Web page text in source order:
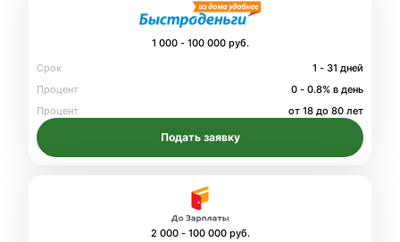
1 000 - 100 000 руб.
Срок
1 - 31 дней
Процент
0 - 0.8% в день
Процент
от 18 до 80 лет
Подать заявку
2 000 - 100 000 руб.